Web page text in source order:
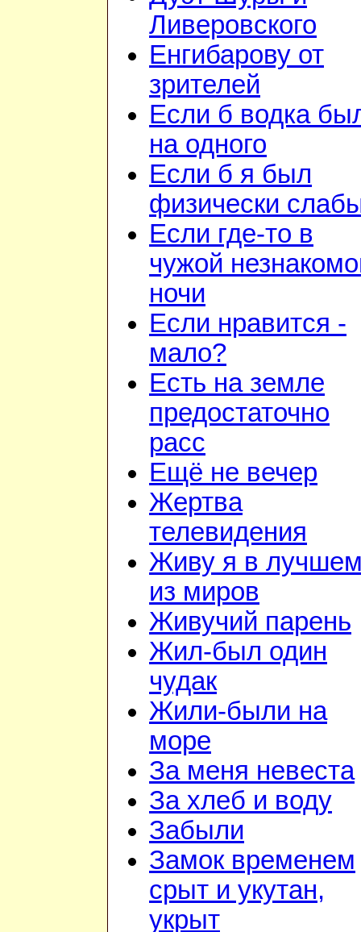
Ливеровского
Енгибарову от
зрителей
Если б водка
на одного
Если б я был
физически
Если где-то в
чужой
ночи
Если нравится -
мало?
Есть на земле
предостаточно
расс
Ещё не вечер
Жертва
телевидения
Живу я в
из миров
Живучий парень
Жил-был один
чудак
Жили-были на
море
За меня невеста
За хлеб и воду
Забыли
Замок временем
срыт и укутан,
укрыт